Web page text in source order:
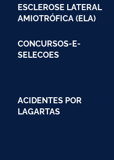
ESCLEROSE LATERAL
AMIOTRÓFICA (ELA)
CONCURSOS-E-
SELECOES
ACIDENTES POR
LAGARTAS